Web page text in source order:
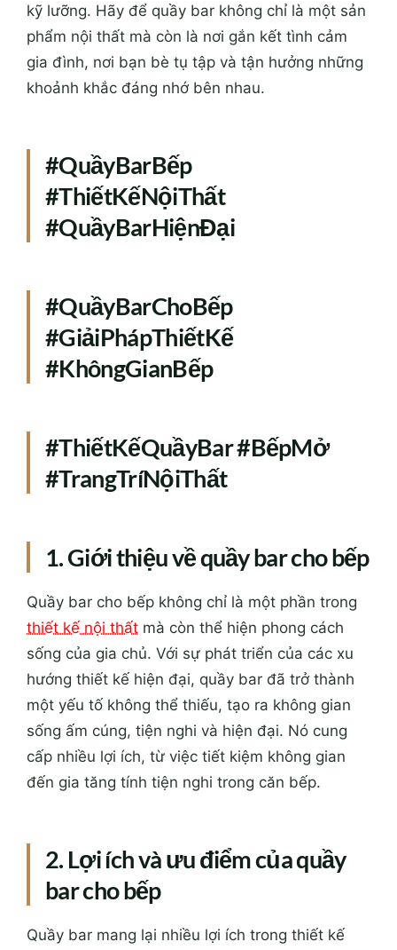
kỹ lưỡng. Hãy để quầy bar không chỉ là một sản
phẩm nội thất mà còn là nơi gắn kết tình cảm
gia đình, nơi bạn bè tụ tập và tận hưởng những
khoảnh khắc đáng nhớ bên nhau.
#QuầyBarBếp
#ThiếtKếNộiThất
#QuầyBarHiệnĐại
#QuầyBarChoBếp
#GiảiPhápThiếtKế
#KhôngGianBếp
#ThiếtKếQuầyBar #BếpMở
#TrangTríNộiThất
1. Giới thiệu về quầy bar cho bếp
Quầy bar cho bếp không chỉ là một phần trong
thiết kế nội thất mà còn thể hiện phong cách
sống của gia chủ. Với sự phát triển của các xu
hướng thiết kế hiện đại, quầy bar đã trở thành
một yếu tố không thể thiếu, tạo ra không gian
sống ấm cúng, tiện nghi và hiện đại. Nó cung
cấp nhiều lợi ích, từ việc tiết kiệm không gian
đến gia tăng tính tiện nghi trong căn bếp.
2. Lợi ích và ưu điểm của quầy
bar cho bếp
Quầy bar mang lại nhiều lợi ích trong thiết kế